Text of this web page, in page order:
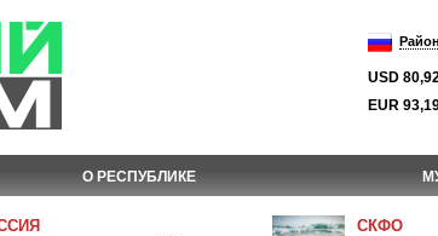
Район
USD
EUR
О РЕСПУБЛИКЕ
СКФО